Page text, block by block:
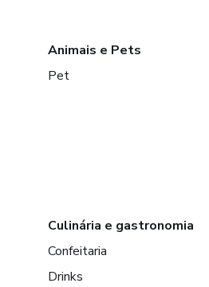
Animais e Pets
Pet
Culinária e gastronomia
Confeitaria
Drinks